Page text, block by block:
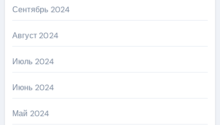
Сентябрь 2024
Август 2024
Июль 2024
Июнь 2024
Май 2024